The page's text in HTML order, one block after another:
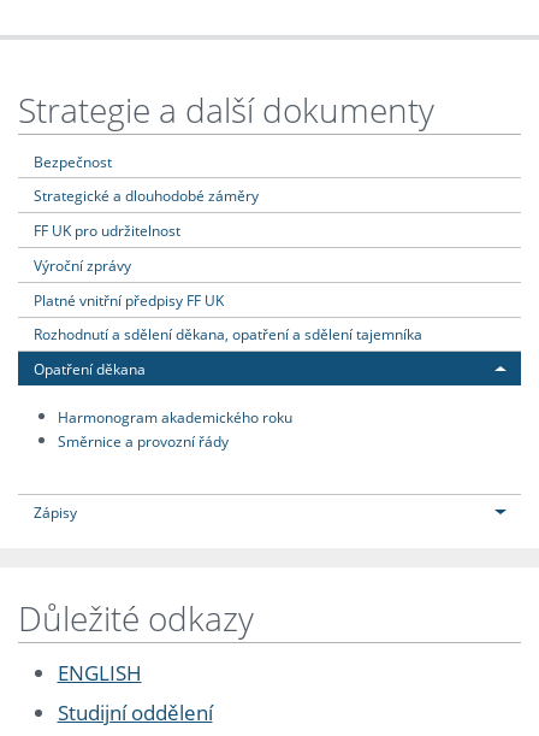
Strategie a další dokumenty
Bezpečnost
Strategické a dlouhodobé záměry
FF UK pro udržitelnost
Výroční zprávy
Platné vnitřní předpisy FF UK
Rozhodnutí a sdělení děkana, opatření a sdělení tajemníka
Opatření děkana
Harmonogram akademického roku
Směrnice a provozní řády
Zápisy
Důležité odkazy
ENGLISH
Studijní oddělení